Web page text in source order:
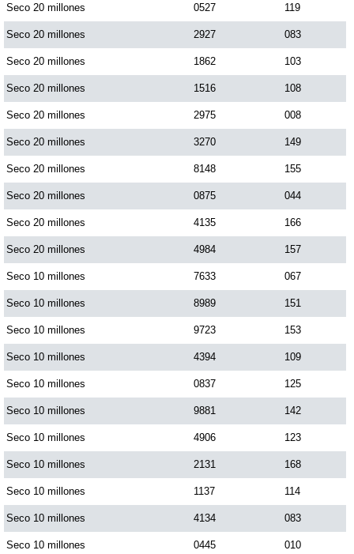
Fantástica Día
Fantástica Noche
Motilon Tarde
Motilon Noche
Paisita Día
Paisita Noche
Paisita 3
Pick 3 Día
Pick 3 Noche
Pick 4 Día
Pick 4 Noche
Seco 20 millones 0527 119
Seco 20 millones 2927 083
Seco 20 millones 1862 103
Seco 20 millones 1516 108
Seco 20 millones 2975 008
Seco 20 millones 3270 149
Seco 20 millones 8148 155
Seco 20 millones 0875 044
Seco 20 millones 4135 166
Seco 20 millones 4984 157
Seco 10 millones 7633 067
Seco 10 millones 8989 151
Seco 10 millones 9723 153
Seco 10 millones 4394 109
Seco 10 millones 0837 125
Seco 10 millones 9881 142
Seco 10 millones 4906 123
Seco 10 millones 2131 168
Seco 10 millones 1137 114
Seco 10 millones 4134 083
Seco 10 millones 0445 010